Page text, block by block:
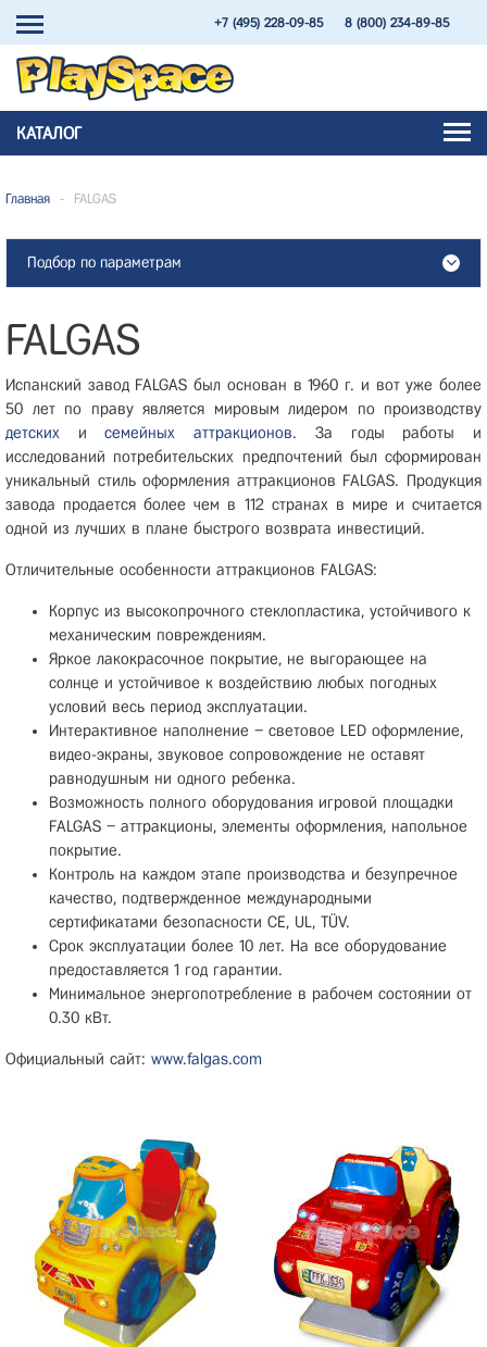
+7 (495) 228-09-85 8 (800) 234-89-85
КАТАЛОГ
Главная - FALGAS
Подбор по параметрам
FALGAS
Испанский завод FALGAS был основан в 1960 г. и вот уже более
50 лет по праву является мировым лидером по производству
детских исемейных аттракционов. За годы работы и
исследований потребительских предпочтений был сформирован
уникальный стиль оформления аттракционов FALGAS. Продукция
завода продается более чем в 112 странах в мире и считается
одной из лучших в плане быстрого возврата инвестиций.
Отличительные особенности аттракционов FALGAS:
Корпус из высокопрочного стеклопластика, устойчивого к
механическим повреждениям.
Яркое лакокрасочное покрытие, не выгорающее на
солнце и устойчивое к воздействию любых погодных
условий весь период эксплуатации.
Интерактивное наполнение – световое LED оформление,
видео-экраны, звуковое сопровождение не оставят
равнодушным ни одного ребенка.
Возможность полного оборудования игровой площадки
FALGAS – аттракционы, элементы оформления, напольное
покрытие.
Контроль на каждом этапе производства и безупречное
качество, подтвержденное международными
сертификатами безопасности CE, UL, TÜV.
Срок эксплуатации более 10 лет. На все оборудование
предоставляется 1 год гарантии.
Минимальное энергопотребление в рабочем состоянии от
0.30 кВт.
Официальный сайт: www.falgas.com